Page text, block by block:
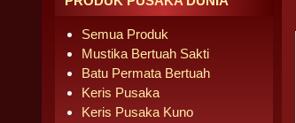
Semua Produk
Mustika Bertuah Sakti
Batu Permata Bertuah
Keris Pusaka
Keris Pusaka Kuno